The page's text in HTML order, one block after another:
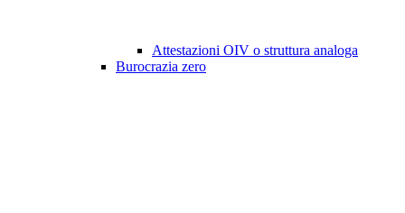
Attestazioni OIV o struttura analoga
Burocrazia zero